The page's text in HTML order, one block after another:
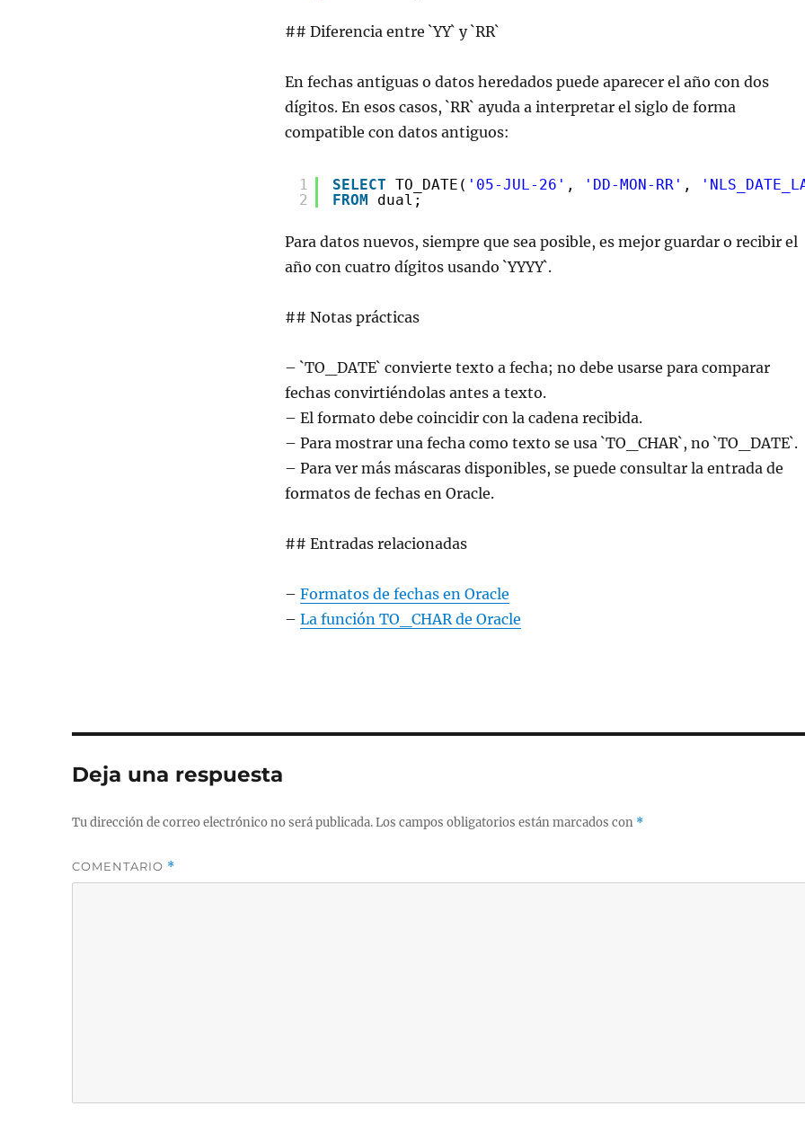
## Diferencia entre `YY` y `RR`
En fechas antiguas o datos heredados puede aparecer el año con dos
dígitos. En esos casos, `RR` ayuda a interpretar el siglo de forma
compatible con datos antiguos:
1
2
SELECT TO_DATE( '05-JUL-26' , 'DD-MON-RR' ,
FROM
dual;
Para datos nuevos, siempre que sea posible, es mejor guardar o recibir el
año con cuatro dígitos usando `YYYY`.
## Notas prácticas
– `TO_DATE` convierte texto a fecha; no debe usarse para comparar
fechas convirtiéndolas antes a texto.
– El formato debe coincidir con la cadena recibida.
– Para mostrar una fecha como texto se usa `TO_CHAR`, no `TO_DATE`.
– Para ver más máscaras disponibles, se puede consultar la entrada de
formatos de fechas en Oracle.
## Entradas relacionadas
– Formatos de fechas en Oracle
– La función TO_CHAR de Oracle
Deja una respuesta
Tu dirección de correo electrónico no será publicada.Los campos obligatorios están marcados con *
COMENTARIO *